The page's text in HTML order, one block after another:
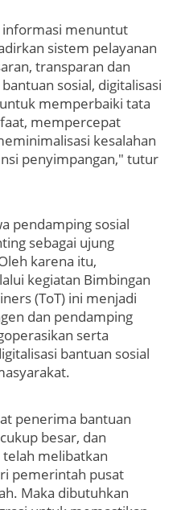
menuntut
sistem pelayanan
transparan dan
sosial, digitalisasi
memperbaiki tata
mempercepat
kesalahan
penyimpangan," tutur
pendamping sosial
sebagai ujung
karena itu,
kegiatan Bimbingan
(ToT) ini menjadi
dan pendamping
serta
bantuan sosial
penerima bantuan
besar, dan
melibatkan
pemerintah pusat
Maka dibutuhkan